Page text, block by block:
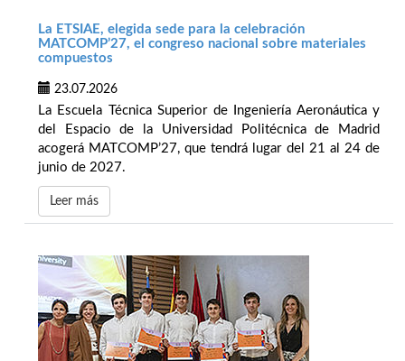
La ETSIAE, elegida sede para la celebración
MATCOMP’27, el congreso nacional sobre materiales
compuestos
23.07.2026
La Escuela Técnica Superior de Ingeniería Aeronáutica y
del Espacio de la Universidad Politécnica de Madrid
acogerá MATCOMP’27, que tendrá lugar del 21 al 24 de
junio de 2027.
Leer más